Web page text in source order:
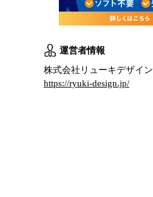
運営者情報
株式会社リューキデザイン
https://ryuki-design.jp/